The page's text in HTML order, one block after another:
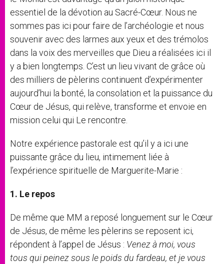
essentiel de la dévotion au Sacré-Cœur. Nous ne
sommes pas ici pour faire de l’archéologie et nous
souvenir avec des larmes aux yeux et des trémolos
dans la voix des merveilles que Dieu a réalisées ici il
y a bien longtemps. C’est un lieu vivant de grâce où
des milliers de pèlerins continuent d’expérimenter
aujourd’hui la bonté, la consolation et la puissance du
Cœur de Jésus, qui relève, transforme et envoie en
mission celui qui Le rencontre.
Notre expérience pastorale est qu’il y a ici une
puissante grâce du lieu, intimement liée à
l’expérience spirituelle de Marguerite-Marie :
1. Le repos
De même que MM a reposé longuement sur le Cœur
de Jésus, de même les pèlerins se reposent ici,
répondent à l’appel de Jésus : Venez à moi, vous
tous qui peinez sous le poids du fardeau, et je vous